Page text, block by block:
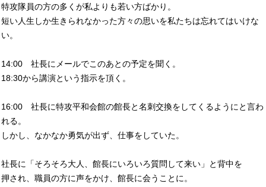
特攻隊員の方の多くが私よりも若い方ばかり。
短い人生しか生きられなかった方々の思いを私たちは忘れてはいけな
い。
14:00 社長にメールでこのあとの予定を聞く。
18:30から講演という指示を頂く。
16:00 社長に特攻平和会館の館長と名刺交換をしてくるようにと言わ
れる。
しかし、なかなか勇気が出ず、仕事をしていた。
社長に「そろそろ大人、館長にいろいろ質問して来い」と背中を
押され、職員の方に声をかけ、館長に会うことに。